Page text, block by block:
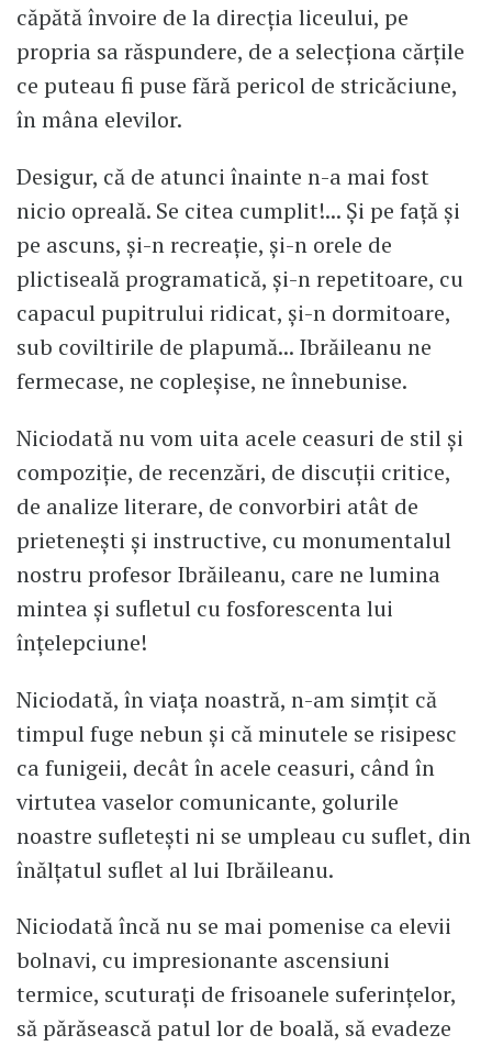
căpătă învoire de la direcția liceului, pe
propria sa răspundere, de a selecționa cărțile
ce puteau fi puse fără pericol de stricăciune,
în mâna elevilor.
Desigur, că de atunci înainte n-a mai fost
nicio opreală. Se citea cumplit!... Și pe față și
pe ascuns, și-n recreație, și-n orele de
plictiseală programatică, și-n repetitoare, cu
capacul pupitrului ridicat, și-n dormitoare,
sub coviltirile de plapumă... Ibrăileanu ne
fermecase, ne copleșise, ne înnebunise.
Niciodată nu vom uita acele ceasuri de stil și
compoziție, de recenzări, de discuții critice,
de analize literare, de convorbiri atât de
prietenești și instructive, cu monumentalul
nostru profesor Ibrăileanu, care ne lumina
mintea și sufletul cu fosforescenta lui
înțelepciune!
Niciodată, în viața noastră, n-am simțit că
timpul fuge nebun și că minutele se risipesc
ca funigeii, decât în acele ceasuri, când în
virtutea vaselor comunicante, golurile
noastre sufletești ni se umpleau cu suflet, din
înălțatul suflet al lui Ibrăileanu.
Niciodată încă nu se mai pomenise ca elevii
bolnavi, cu impresionante ascensiuni
termice, scuturați de frisoanele suferințelor,
să părăsească patul lor de boală, să evadeze